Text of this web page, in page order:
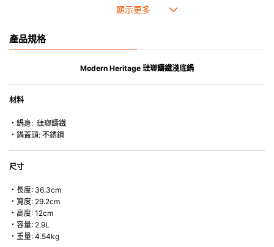
• 琺瑯鑄鐵傳熱性均勻，不會產生過熱點。
• 重身的鍋蓋能有助防止蒸氣溜走,易於 保持食物的原汁原味。
• 琺瑯抗酸鹼，不會殘留氣味，安全衛生。
產品規格
Modern Heritage 琺瑯鑄鐵淺底鍋
材料
・鍋身: 琺瑯鑄鐵
・鍋蓋頭: 不銹鋼
尺寸
・長度: 36.3cm
・寬度: 29.2cm
・高度: 12cm
・容量: 2.9L
・重量: 4.54kg